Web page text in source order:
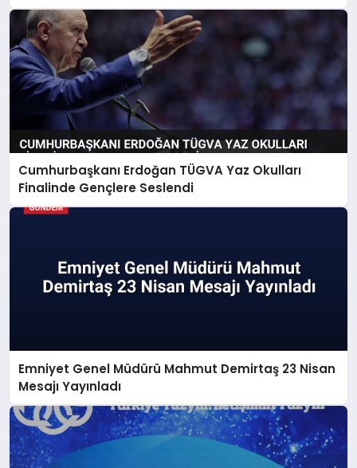
Cumhurbaşkanı Erdoğan TÜGVA Yaz Okulları
Finalinde Gençlere Seslendi
Emniyet Genel Müdürü Mahmut Demirtaş 23 Nisan
Mesajı Yayınladı